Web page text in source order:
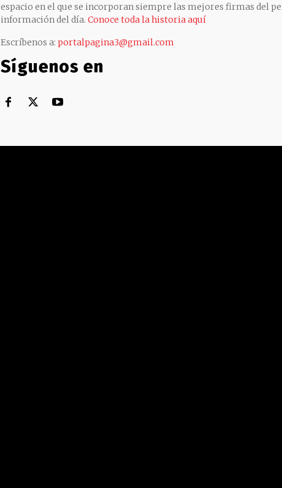
espacio en el que se incorporan siempre las mejores firmas del
información del día. Conoce toda la historia aquí
Escríbenos a: portalpagina3@gmail.com
Síguenos en